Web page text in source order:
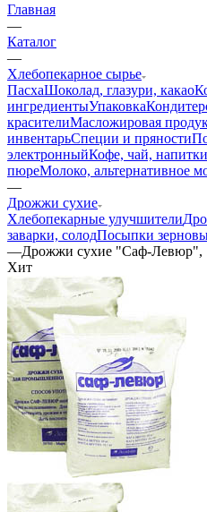
Главная
—
Каталог
—
Хлебопекарное сырье
ПасхаШоколад, глазури, какао
ингредиентыУпаковка
красителиМасложировая
инвентарьСпеции и пряности
электронныйКофе, чай, напитки
пюреМолоко, альтернативное
—
Дрожжи сухие
Хлебопекарные улучшители
заварки, солодПосыпки
—Дрожжи сухие "Саф-Левюр",
Хит